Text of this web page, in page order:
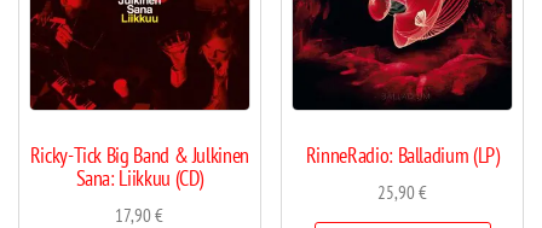
Ricky-Tick Big Band & Julkinen
Sana: Liikkuu (CD)
17,90€
RinneRadio: Balladium (LP)
25,90€